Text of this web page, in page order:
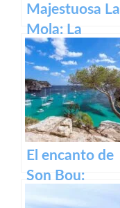
Majestuosa La
Mola: La
Fortaleza de
Menorca
El encanto de
Son Bou: